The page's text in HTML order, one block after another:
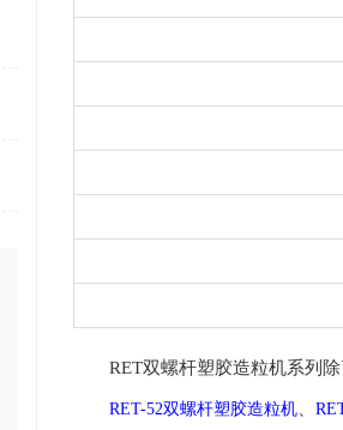
RET双螺杆塑胶造粒机系列
RET-52双螺杆塑胶造粒机